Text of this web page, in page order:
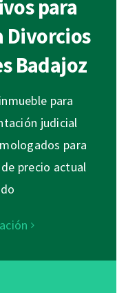
para
Divorcios
Badajoz
para
judicial
para
precio actual